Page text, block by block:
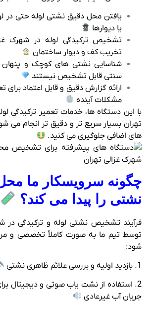
یافتن محل دقیق نشتی لوله حتی در
یا دیوارها
تشخیص ترکیدگی لوله در شهرک
تخریب کف و دیوار ساختمان
شناسایی نشتی‌ های کوچک و
سنتی قابل تشخیص نیستند
ارائه گزارش دقیق و قابل اعتماد برای
مشکلات آینده
با این دستگاه‌ ها، خدمات تعمیر ترکیدگی
تهران بسیار سریع‌ تر و دقیق‌ تر انجام می‌
های اضافی جلوگیری می‌ کنید.
چگونه سرویسکار ما
نشتی را پیدا می‌ کند؟
فرآیند تشخیص نشتی لوله و ترکیدگی در
توسط تیم ما به صورت کاملاً تخصصی و
شود:
1. بازدید اولیه و بررسی علائم ظاهری نشتی
2. استفاده از نشت‌ یاب صوتی و دیجیتال
جریان آب غیرعادی